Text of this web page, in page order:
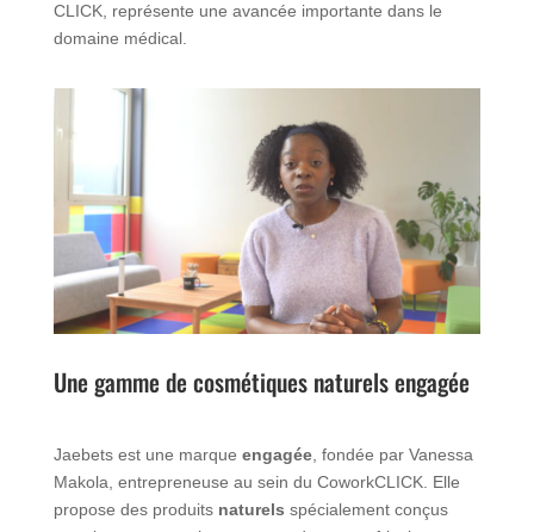
CLICK, représente une avancée importante dans le
domaine médical.
Une gamme de cosmétiques naturels engagée
Jaebets est une marque engagée, fondée par Vanessa
Makola, entrepreneuse au sein du CoworkCLICK. Elle
propose des produits naturels spécialement conçus